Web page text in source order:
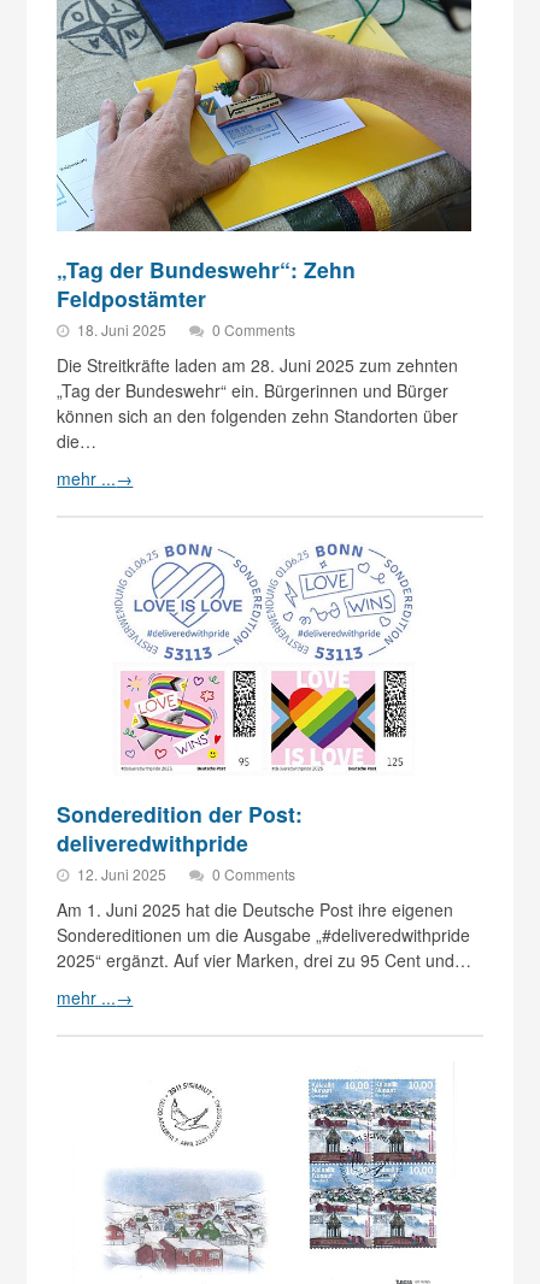
„Tag der Bundeswehr“: Zehn
Feldpostämter
18. Juni 2025 0 Comments
Die Streitkräfte laden am 28. Juni 2025 zum zehnten
„Tag der Bundeswehr“ ein. Bürgerinnen und Bürger
können sich an den folgenden zehn Standorten über
die…
mehr ...→
Sonderedition der Post:
deliveredwithpride
12. Juni 2025 0 Comments
Am 1. Juni 2025 hat die Deutsche Post ihre eigenen
Sonder­editionen um die Ausgabe „#deliveredwithpride
2025“ ergänzt. Auf vier Marken, drei zu 95 Cent und…
mehr ...→